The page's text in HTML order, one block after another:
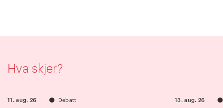
Hva skjer?
11. aug. 26 ● Debatt 13. aug. 26